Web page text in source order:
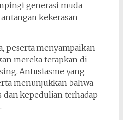
generasi muda
kekerasan
peserta menyampaikan
mereka terapkan di
Antusiasme yang
menunjukkan bahwa
dan kepedulian terhadap